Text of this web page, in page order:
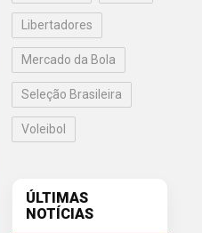
Libertadores
Mercado da Bola
Seleção Brasileira
Voleibol
ÚLTIMAS
NOTÍCIAS